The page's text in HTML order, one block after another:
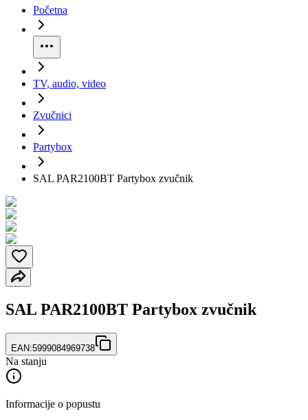
Početna
TV, audio, video
Zvučnici
Partybox
SAL PAR2100BT Partybox zvučnik
SAL PAR2100BT Partybox zvučnik
EAN:5999084969738
Na stanju
Informacije o popustu